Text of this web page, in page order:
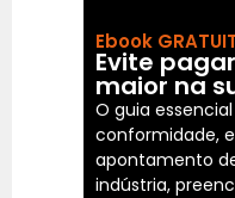
Ebook
Evite
maior na
O guia
conformidade,
apontamento
indústria,